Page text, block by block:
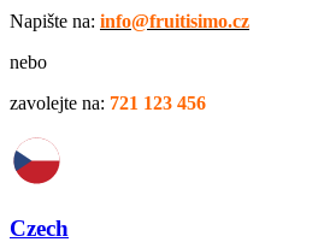
Napište na: info@fruitisimo.cz
nebo
zavolejte na: 721 123 456
Czech